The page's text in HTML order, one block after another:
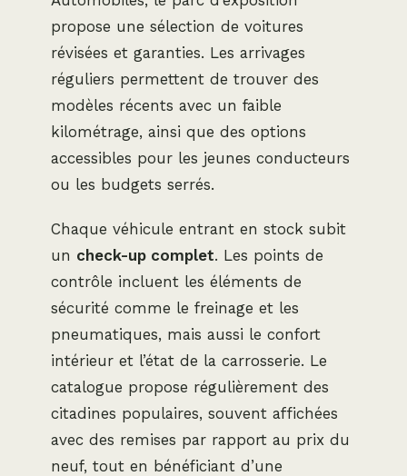
propose une sélection de voitures
révisées et garanties. Les arrivages
réguliers permettent de trouver des
modèles récents avec un faible
kilométrage, ainsi que des options
accessibles pour les jeunes conducteurs
ou les budgets serrés.
Chaque véhicule entrant en stock subit
un check-up complet. Les points de
contrôle incluent les éléments de
sécurité comme le freinage et les
pneumatiques, mais aussi le confort
intérieur et l’état de la carrosserie. Le
catalogue propose régulièrement des
citadines populaires, souvent affichées
avec des remises par rapport au prix du
neuf, tout en bénéficiant d’une